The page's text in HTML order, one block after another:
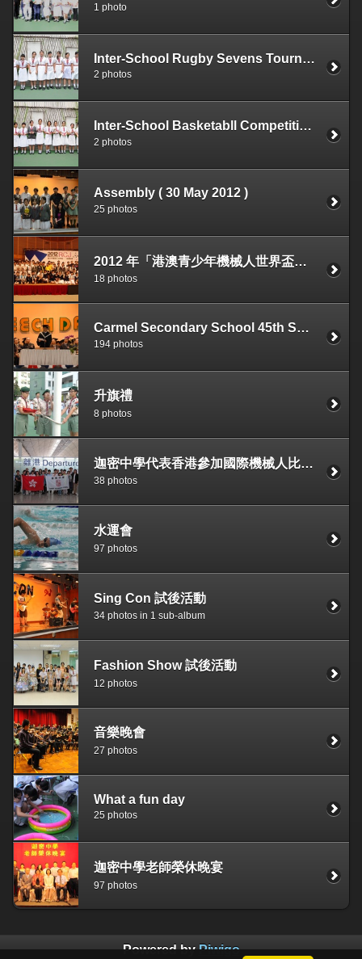
1 photo
Inter-School Rugby Sevens Tournament 2011-12 (Girls B & C 2nd Runner-Up)
2 photos
Inter-School Basketabll Competition 2011-12 (Girls C 1st Runner-Up)
2 photos
Assembly ( 30 May 2012 )
25 photos
2012 年「港澳青少年機械人世界盃」奪世界盃出線權
18 photos
Carmel Secondary School 45th Speech Day
194 photos
升旗禮
8 photos
迦密中學代表香港參加國際機械人比賽FIRST Lego League–World Festival (FLL-World Festival) 獲得佳績
38 photos
水運會
97 photos
Sing Con 試後活動
34 photos in 1 sub-album
Fashion Show 試後活動
12 photos
音樂晚會
27 photos
What a fun day
25 photos
迦密中學老師榮休晚宴
97 photos
Powered byPiwigo